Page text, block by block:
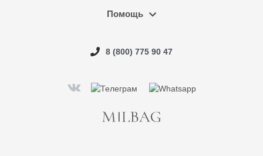
Помощь
8 (800) 775 90 47